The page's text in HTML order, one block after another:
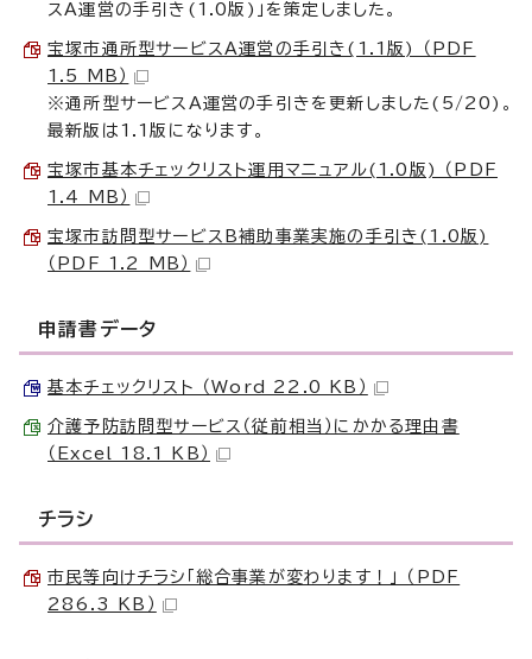
スA運営の手引き(1.0版)」を策定しました。
宝塚市通所型サービスA運営の手引き(1.1版) （PDF
1.5 MB）
※通所型サービスA運営の手引きを更新しました(5/20)。
最新版は1.1版になります。
宝塚市基本チェックリスト運用マニュアル(1.0版) （PDF
1.4 MB）
宝塚市訪問型サービスB補助事業実施の手引き(1.0版)
（PDF 1.2 MB）
申請書データ
基本チェックリスト （Word 22.0 KB）
介護予防訪問型サービス（従前相当）にかかる理由書
（Excel 18.1 KB）
チラシ
市民等向けチラシ「総合事業が変わります！」 （PDF
286.3 KB）